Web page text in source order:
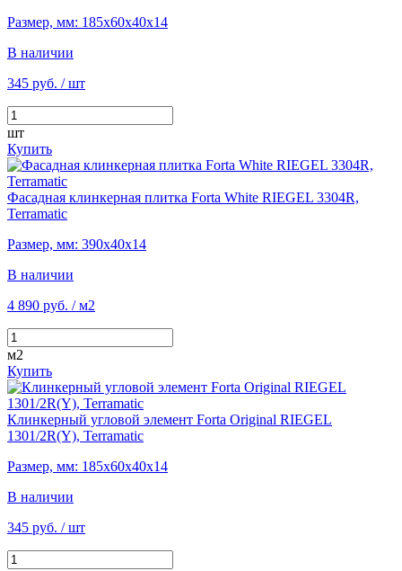
Размер, мм: 185х60х40х14
В наличии
345 руб. / шт
шт
Купить
Фасадная клинкерная плитка Forta White RIEGEL 3304R,
Terramatic
Размер, мм: 390х40х14
В наличии
4 890 руб. / м2
м2
Купить
Клинкерный угловой элемент Forta Original RIEGEL
1301/2R(Y), Terramatic
Размер, мм: 185х60х40х14
В наличии
345 руб. / шт